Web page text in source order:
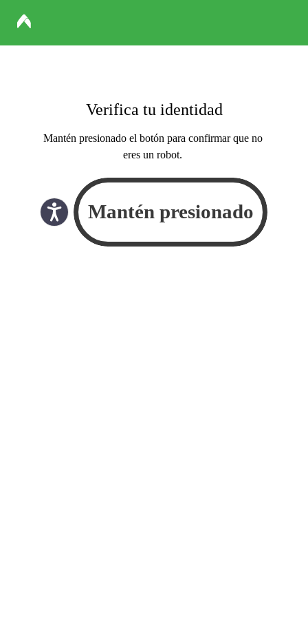
Verifica tu identidad
Mantén presionado el botón para confirmar que no
eres un robot.